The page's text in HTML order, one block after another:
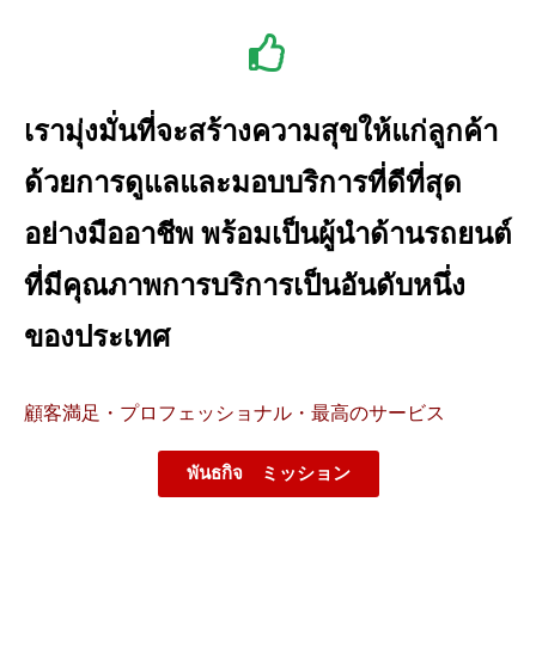
เรามุ่งมั่นที่จะสร้างความสุขให้แก่ลูกค้า
ด้วยการดูแลและมอบบริการที่ดีที่สุด
อย่างมืออาชีพ พร้อมเป็นผู้นำด้านรถยนต์
ที่มีคุณภาพการบริการเป็นอันดับหนึ่ง
ของประเทศ
顧客満足・プロフェッショナル・最高のサービス
พันธกิจ ミッション